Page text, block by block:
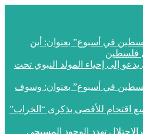
“فلسطين في أسبوع” بعنوان: أين
فلسطين
يدعو إلى إحياء المولد النبوي تحت
“فلسطين في أسبوع” بعنوان: وسوف
اقتحام للأقصى بذكرى “الخراب”
تهدد الوجود المسيحي